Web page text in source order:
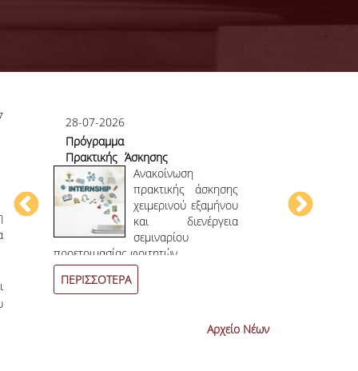
28-07-2026
Πρόγραμμα
Πρακτικής Άσκησης
Χειμερινού
Εξαμήνου 2026-
2027
Ανακοίνωση
πρακτικής άσκησης
χειμερινού εξαμήνου
και διενέργεια
σεμιναρίου
προετοιμασίας φοιτητών.
ΠΕΡΙΣΣΟΤΕΡΑ
Αρχείο Νέων